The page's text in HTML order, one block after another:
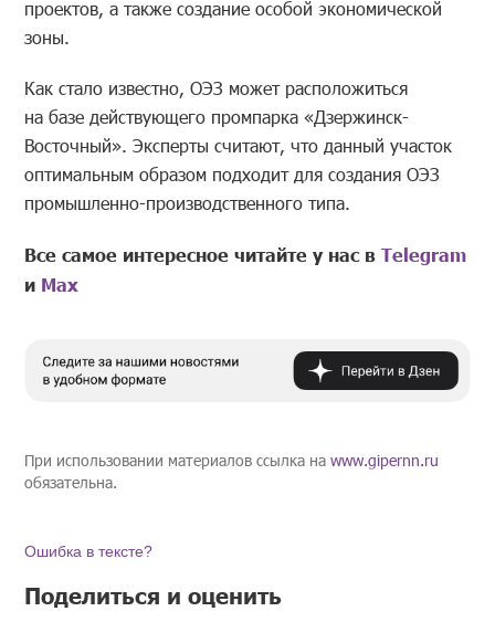
проектов, а также создание особой экономической
зоны.
Как стало известно, ОЭЗ может расположиться
на базе действующего промпарка «Дзержинск-
Восточный». Эксперты считают, что данный участок
оптимальным образом подходит для создания ОЭЗ
промышленно-производственного типа.
Все самое интересное читайте у нас вTelegram
и Mах
При использовании материалов ссылка наwww.gipernn.ru
обязательна.
Ошибка в тексте?
Поделиться и оценить